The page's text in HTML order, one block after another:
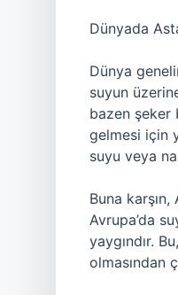
Dünyada
Dünya
suyun
bazen şeker
gelmesi için
suyu veya
Buna
Avrupa’da
yaygındır.
olmasından